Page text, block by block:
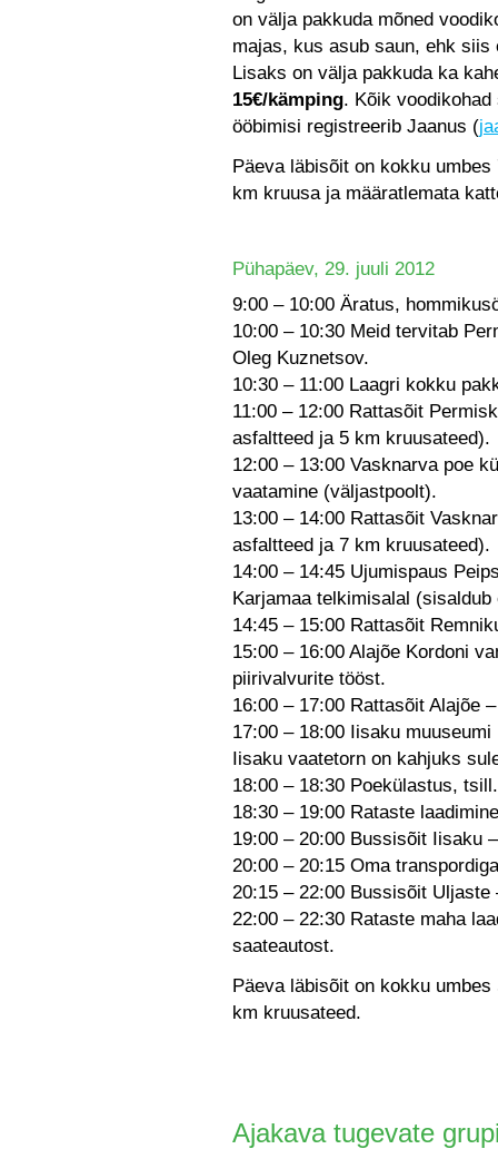
on välja pakkuda mõned
majas, kus asub saun, ehk
Lisaks on välja pakkuda ka
15€/kämping. Kõik
ööbimisi registreerib Jaanus (
Päeva läbisõit on kokku
km kruusa ja määratlemata
Pühapäev, 29. juuli 2012
9:00 – 10:00 Äratus,
10:00 – 10:30 Meid tervitab
Oleg Kuznetsov.
10:30 – 11:00 Laagri kokku
11:00 – 12:00 Rattasõit
asfaltteed ja 5 km kruusateed).
12:00 – 13:00 Vasknarva poe
vaatamine (väljastpoolt).
13:00 – 14:00 Rattasõit
asfaltteed ja 7 km kruusateed).
14:00 – 14:45 Ujumispaus
Karjamaa telkimisalal
14:45 – 15:00 Rattasõit
15:00 – 16:00 Alajõe Kordoni
piirivalvurite tööst.
16:00 – 17:00 Rattasõit Alajõe
17:00 – 18:00 Iisaku
Iisaku vaatetorn on kahjuks
18:00 – 18:30 Poekülastus, tsill.
18:30 – 19:00 Rataste
19:00 – 20:00 Bussisõit Iisaku
20:00 – 20:15 Oma
20:15 – 22:00 Bussisõit Uljaste
22:00 – 22:30 Rataste maha
saateautost.
Päeva läbisõit on kokku
km kruusateed.
Ajakava tugevate